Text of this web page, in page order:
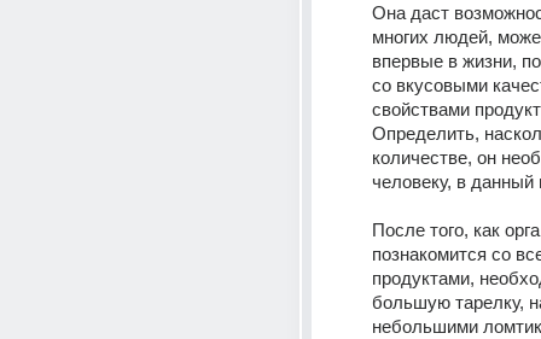
Она даст
многих людей,
впервые в жизни,
со вкусовыми
свойствами
Определить,
количестве, он
человеку, в данный
После того, как
познакомится со
продуктами,
большую тарелку,
небольшими